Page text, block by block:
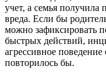
учет, а семья
вреда. Если бы
можно зафиксировать
быстрых действий,
агрессивное поведение
повторилось бы.